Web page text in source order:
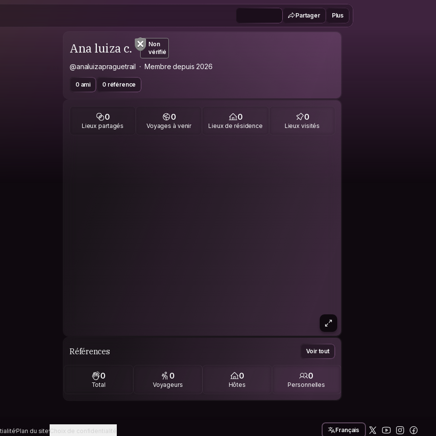
Partager Plus
Ana luiza c.
Non
vérifié
@analuizapraguetrail Membre depuis 2026
0 ami 0 référence
0
Lieux partagés
0
Voyages à venir
0
Lieux de résidence
0
Lieux visités
Références Voir tout
0
Total
0
Voyageurs
0
Hôtes
0
Personnelles
Plan du siteChoix de confidentialité Français